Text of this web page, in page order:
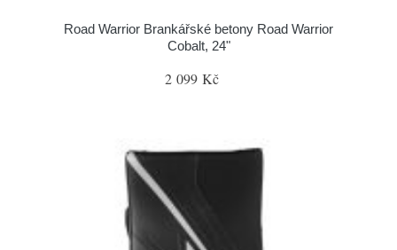
Road Warrior Brankářské betony Road Warrior
Cobalt, 24"
2 099 Kč